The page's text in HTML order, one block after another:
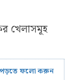
খেলাসমূহ
পড়তে ফলো করুন